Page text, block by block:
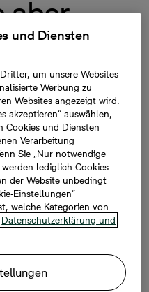
aber
für
und
sind
– repräsentative
// Deutsche
und eine gute
und Diensten
um unsere Websites
Werbung zu
Websites angezeigt wird.
akzeptieren“ auswählen,
Cookies und Diensten
Verarbeitung
Sie „Nur notwendige
lediglich Cookies
der Website unbedingt
Einstellungen“
welche Kategorien von
Datenschutzerklärung und